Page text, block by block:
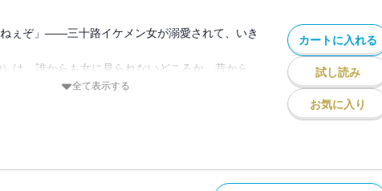
トーリー。
ねぇぞ」――三十路イケメン女が溺愛されて、いき
は、誰からも女に見られないどころか、昔から
る。過去に異性とお付き合いした経験もたった1回
ウマを抱えたイケメン女×自称一途の意地悪男の
全て表示する
カートに入れる
試し読み
お気に入り